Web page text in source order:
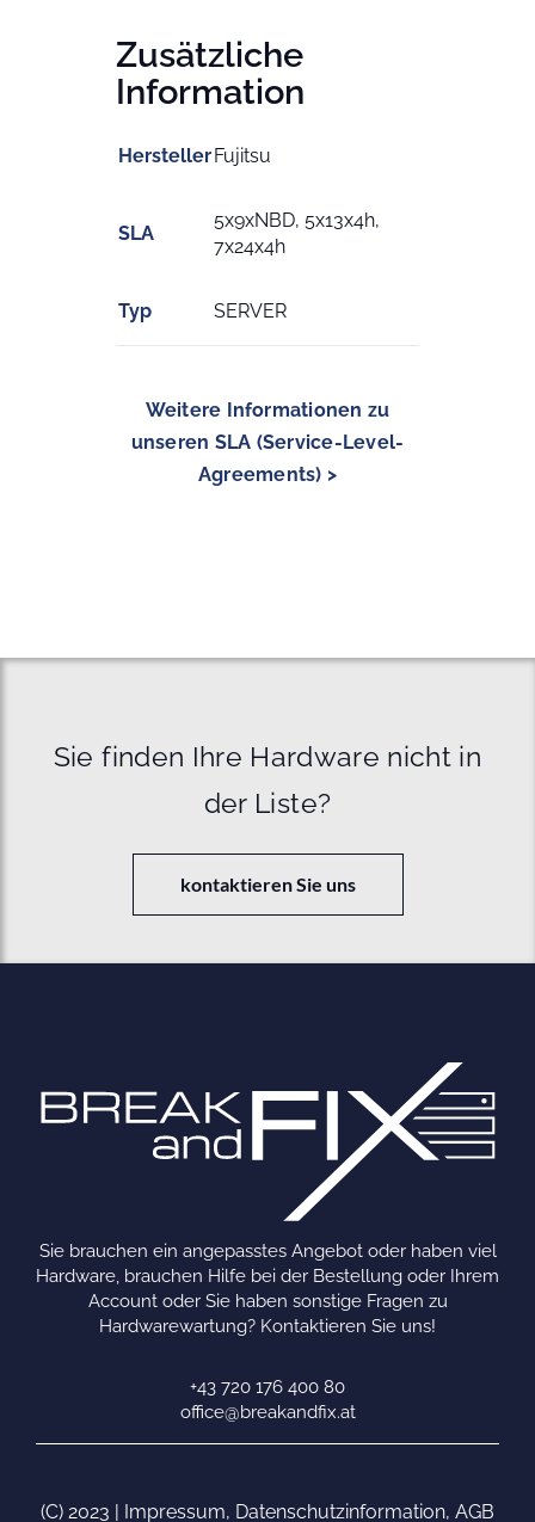
Zusätzliche
Information
HerstellerFujitsu
SLA
5x9xNBD, 5x13x4h,
7x24x4h
Typ SERVER
Weitere Informationen zu
unseren SLA (Service-Level-
Agreements) >
Sie finden Ihre Hardware nicht in
der Liste?
kontaktieren Sie uns
Sie brauchen ein angepasstes Angebot oder haben viel
Hardware, brauchen Hilfe bei der Bestellung oder Ihrem
Account oder Sie haben sonstige Fragen zu
Hardwarewartung? Kontaktieren Sie uns!
+43 720 176 400 80
office@breakandfix.at
(C) 2023 | Impressum, Datenschutzinformation, AGB